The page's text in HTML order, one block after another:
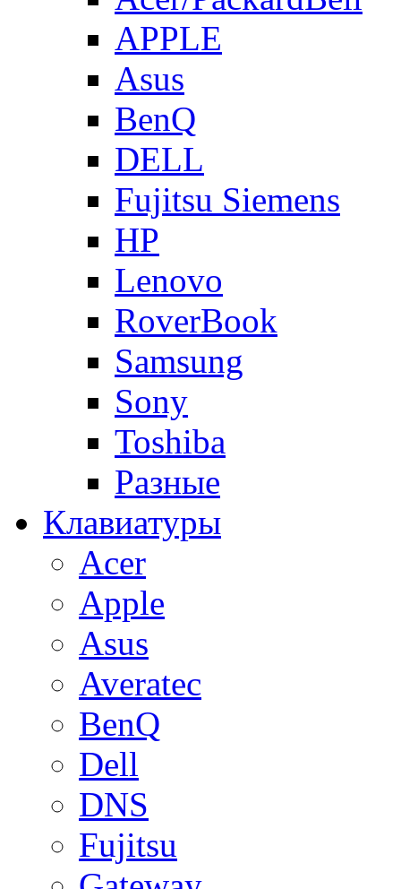
APPLE
Asus
BenQ
DELL
Fujitsu Siemens
HP
Lenovo
RoverBook
Samsung
Sony
Toshiba
Разные
Клавиатуры
Acer
Apple
Asus
Averatec
BenQ
Dell
DNS
Fujitsu